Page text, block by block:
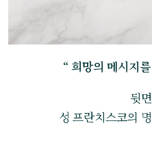
“ 희망의 메시지
뒷
성 프란치스코의